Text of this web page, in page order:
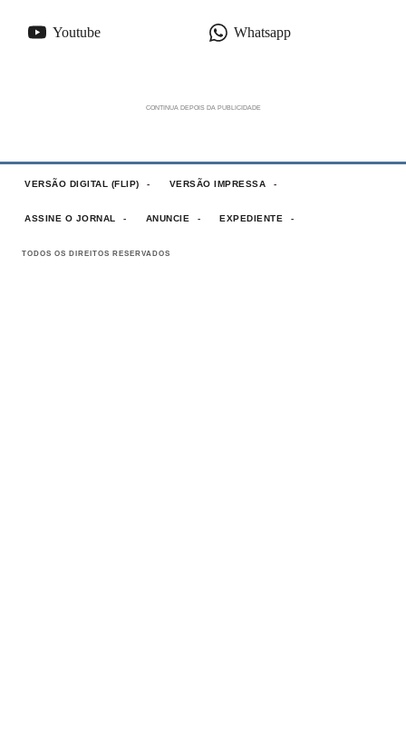
Youtube Whatsapp
VERSÃO DIGITAL (FLIP) VERSÃO IMPRESSA
ASSINE O JORNAL ANUNCIE EXPEDIENTE
TODOS OS DIREITOS RESERVADOS